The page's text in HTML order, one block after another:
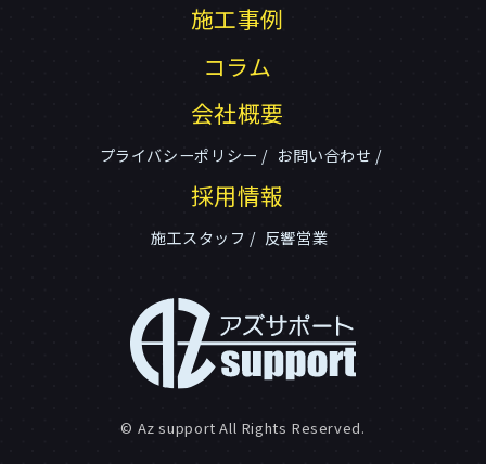
施工事例
コラム
会社概要
プライバシーポリシー お問い合わせ
採用情報
施工スタッフ 反響営業
© Az support All Rights Reserved.